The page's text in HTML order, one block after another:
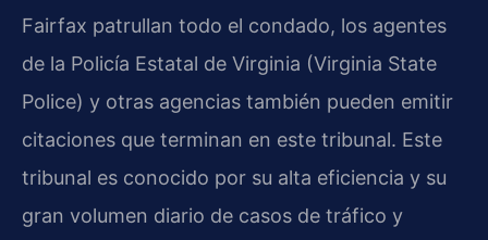
Fairfax patrullan todo el condado, los agentes
de la Policía Estatal de Virginia (Virginia State
Police) y otras agencias también pueden emitir
citaciones que terminan en este tribunal. Este
tribunal es conocido por su alta eficiencia y su
gran volumen diario de casos de tráfico y